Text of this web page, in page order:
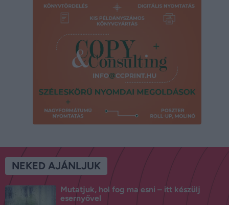
NEKED AJÁNLJUK
Mutatjuk, hol fog ma esni – itt készülj
esernyővel